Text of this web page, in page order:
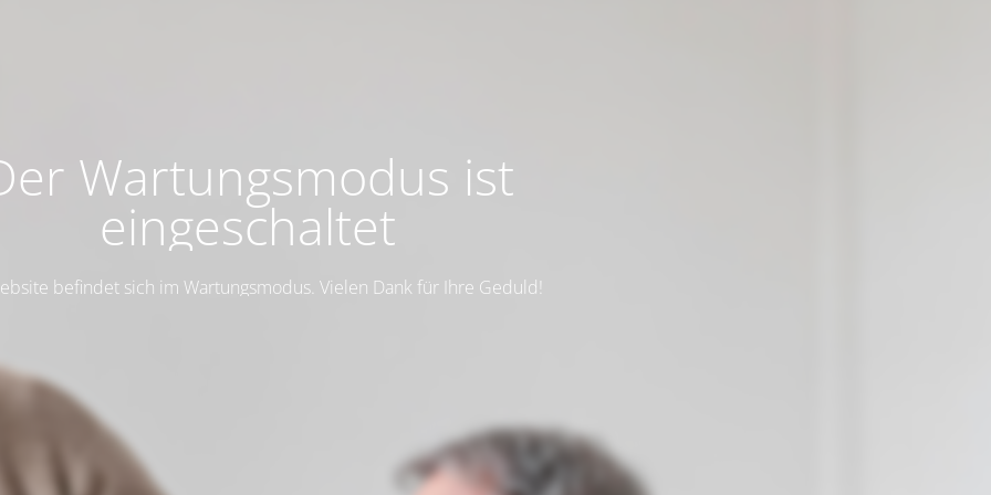
Wartungsmodus ist
eingeschaltet
befindet sich im Wartungsmodus. Vielen Dank für Ihre Geduld!